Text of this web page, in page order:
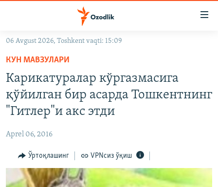
Асосий
навигацияга
ўтинг
Қидиришга
ўтинг
OZODARXIV
На русском
ИЖТИМОИЙ ТАРМОҚЛАР
06 Avgust 2026, Toshkent vaqti: 15:09
КУН МАВЗУЛАРИ
Карикатуралар кўргазмасига
қўйилган бир асарда Тошкентнинг
"Гитлер"и акс этди
Aprel 06, 2016
Ўртоқлашинг VPNсиз ўқиш